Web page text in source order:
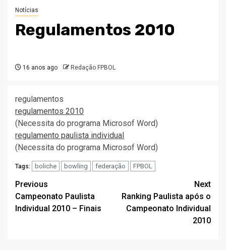
Notícias
Regulamentos 2010
16 anos ago Redação FPBOL
regulamentos
regulamentos 2010
(Necessita do programa Microsof Word)
regulamento paulista individual
(Necessita do programa Microsof Word)
Tags: boliche bowling federação FPBOL
Post
navigation
Previous
Campeonato Paulista
Individual 2010 – Finais
Next
Ranking Paulista após o
Campeonato Individual
2010